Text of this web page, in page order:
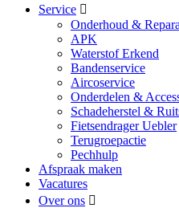
Service
Onderhoud &
APK
Waterstof Erkend
Bandenservice
Aircoservice
Onderdelen &
Schadeherstel &
Fietsendrager Uebler
Terugroepactie
Pechhulp
Afspraak maken
Vacatures
Over ons